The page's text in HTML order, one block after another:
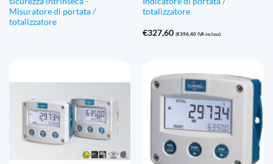
Misuratore di portata /
totalizzatore
totalizzatore
€327,60 (€396,40IVA inclusa)